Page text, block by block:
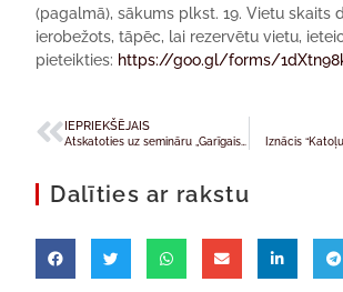
(pagalmā), sākums plkst. 19. Vietu skaits
ierobežots, tāpēc, lai rezervētu vietu,
pieteikties: https://goo.gl/forms/
IEPRIEKŠĒJAIS
Iznācis
Dalīties ar rakstu